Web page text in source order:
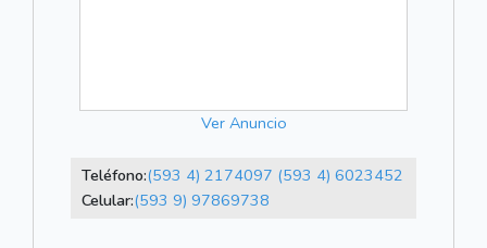
Ver Anuncio
Teléfono:(593 4) 2174097 (593 4) 6023452
Celular:(593 9) 97869738